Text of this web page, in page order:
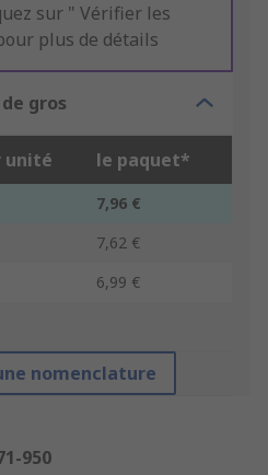
sur " Vérifier les
plus de détails
gros
unité le paquet*
7,96 €
7,62 €
6,99 €
nomenclature
950